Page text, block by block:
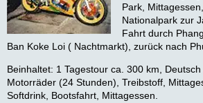
Park,
Nationalpark zur
Fahrt durch
Ban Koke Loi ( Nachtmarkt), zurück nach
Beinhaltet: 1 Tagestour ca. 300 km, Deutsch
Motorräder (24 Stunden), Treibstoff,
Softdrink, Bootsfahrt, Mittagessen.